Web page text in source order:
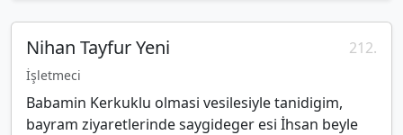
Nihan Tayfur Yeni
İşletmeci
212.
Babamin Kerkuklu olmasi vesilesiyle tanidigim,
bayram ziyaretlerinde saygideger esi İhsan beyle